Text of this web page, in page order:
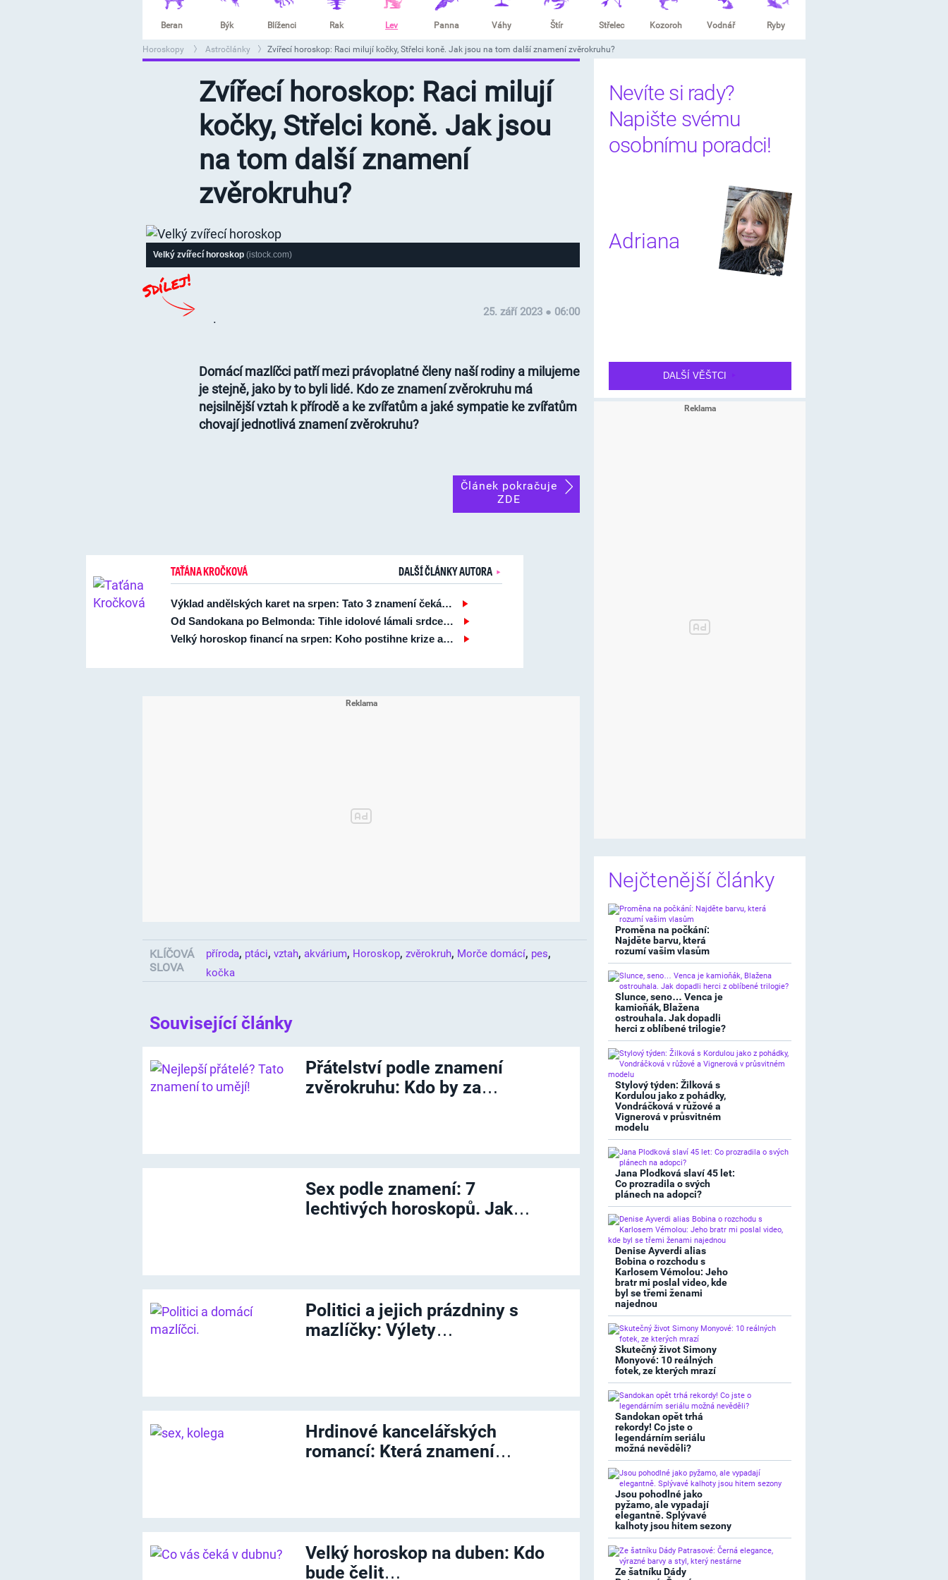
Beran Býk Blíženci Rak Lev Panna Váhy Štír Střelec Kozoroh Vodnář Ryby
Horoskopy Astročlánky Zvířecí horoskop: Raci milují kočky, Střelci koně. Jak jsou na tom další znamení zvěrokruhu?
Zvířecí horoskop: Raci milují
kočky, Střelci koně. Jak jsou
na tom další znamení
zvěrokruhu?
Velký zvířecí horoskop (istock.com)
. 25. září 2023 ● 06:00
Domácí mazlíčci patří mezi právoplatné členy naší rodiny a milujeme
je stejně, jako by to byli lidé. Kdo ze znamení zvěrokruhu má
nejsilnější vztah k přírodě a ke zvířatům a jaké sympatie ke zvířatům
chovají jednotlivá znamení zvěrokruhu?
Článek pokračuje
ZDE
TAŤÁNA KROČKOVÁ DALŠÍ ČLÁNKY AUTORA
Výklad andělských karet na srpen: Tato 3 znamení čeká…
Od Sandokana po Belmonda: Tihle idolové lámali srdce…
Velký horoskop financí na srpen: Koho postihne krize a…
KLÍČOVÁ
SLOVA
příroda, ptáci, vztah, akvárium, Horoskop, zvěrokruh, Morče domácí, pes,
kočka
Související články
Přátelství podle znamení
zvěrokruhu: Kdo by za…
Sex podle znamení: 7
lechtivých horoskopů. Jak…
Politici a jejich prázdniny s
mazlíčky: Výlety…
Hrdinové kancelářských
romancí: Která znamení…
Velký horoskop na duben: Kdo
bude čelit…
Nevíte si rady?
Napište svému
osobnímu poradci!
Adriana
DALŠÍ VĚŠTCI
Nejčtenější články
Proměna na počkání:
Najděte barvu, která
rozumí vašim vlasům
Slunce, seno… Venca je
kamioňák, Blažena
ostrouhala. Jak dopadli
herci z oblíbené trilogie?
Stylový týden: Žilková s
Kordulou jako z pohádky,
Vondráčková v růžové a
Vignerová v průsvitném
modelu
Jana Plodková slaví 45 let:
Co prozradila o svých
plánech na adopci?
Denise Ayverdi alias
Bobina o rozchodu s
Karlosem Vémolou: Jeho
bratr mi poslal video, kde
byl se třemi ženami
najednou
Skutečný život Simony
Monyové: 10 reálných
fotek, ze kterých mrazí
Sandokan opět trhá
rekordy! Co jste o
legendárním seriálu
možná nevěděli?
Jsou pohodlné jako
pyžamo, ale vypadají
elegantně. Splývavé
kalhoty jsou hitem sezony
Ze šatníku Dády